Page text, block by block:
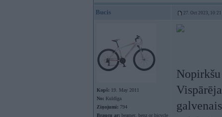
Bucis 27. Oct 2023, 10:21
Kopš: 19. May 2011
No: Kuldīga
Ziņojumi: 794
Braucu ar: beamer, benz or bicycle